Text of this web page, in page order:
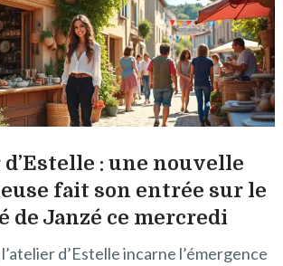
d’Estelle : une nouvelle
fait son entrée sur le
de Janzé ce mercredi
d’Estelle incarne l’émergence